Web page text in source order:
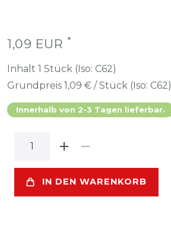
1,09 EUR *
Inhalt 1 Stück (Iso: C62)
Grundpreis 1,09 € / Stück (Iso: C62)
Innerhalb von 2-3 Tagen lieferbar.
IN DEN WARENKORB